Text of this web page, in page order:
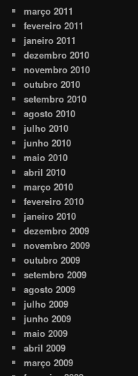
março 2011
fevereiro 2011
janeiro 2011
dezembro 2010
novembro 2010
outubro 2010
setembro 2010
agosto 2010
julho 2010
junho 2010
maio 2010
abril 2010
março 2010
fevereiro 2010
janeiro 2010
dezembro 2009
novembro 2009
outubro 2009
setembro 2009
agosto 2009
julho 2009
junho 2009
maio 2009
abril 2009
março 2009